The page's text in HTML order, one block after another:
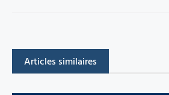
Articles similaires